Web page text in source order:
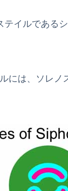
テイルである
には、ソレ